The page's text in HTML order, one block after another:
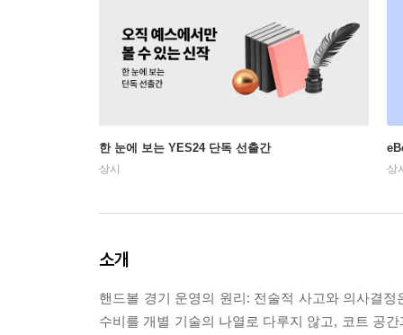
한 눈에 보는 YES24 단독 선출간
상시 상
소개
핸드볼 경기 운영의 원리: 전술적 사고와 의사결
수비를 개별 기술의 나열로 다루지 않고, 코트 공